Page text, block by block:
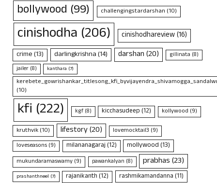
bollywood (99) challengingstardarshan (10)
cinishodha (206) cinishodhareview(16)
crime(13) darlingkrishna(14) darshan(20) gillinata (8)
jailer (8) kanthara (7)
(10)
kfi (222) kgf(8) kicchasudeep(12) kollywood (9)
kruthvik(10) lifestory(20) lovemocktail3 (9)
loveseasons (9) milananagaraj(12) mollywood(13)
mukundaramaswamy (9) pawankalyan (8) prabhas(23)
prashanthneel (7) rajanikanth(12) rashmikamandanna(11)